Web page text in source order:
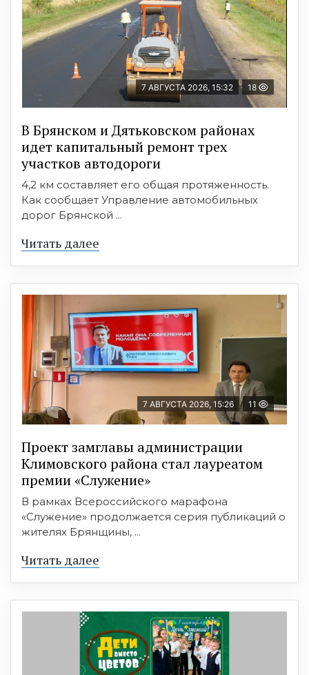
7 АВГУСТА 2026, 15:32 18
В Брянском и Дятьковском районах
идет капитальный ремонт трех
участков автодороги
4,2 км составляет его общая протяженность.
Как сообщает Управление автомобильных
дорог Брянской ...
Читать далее
7 АВГУСТА 2026, 15:26 11
Проект замглавы администрации
Климовского района стал лауреатом
премии «Служение»
В рамках Всероссийского марафона
«Служение» продолжается серия публикаций о
жителях Брянщины, ...
Читать далее